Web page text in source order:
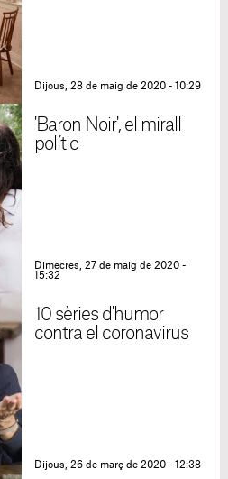
Dijous, 28 de maig de 2020 - 10:29
'Baron Noir', el mirall
polític
Dimecres, 27 de maig de 2020 -
15:32
10 sèries d'humor
contra el coronavirus
Dijous, 26 de març de 2020 - 12:38